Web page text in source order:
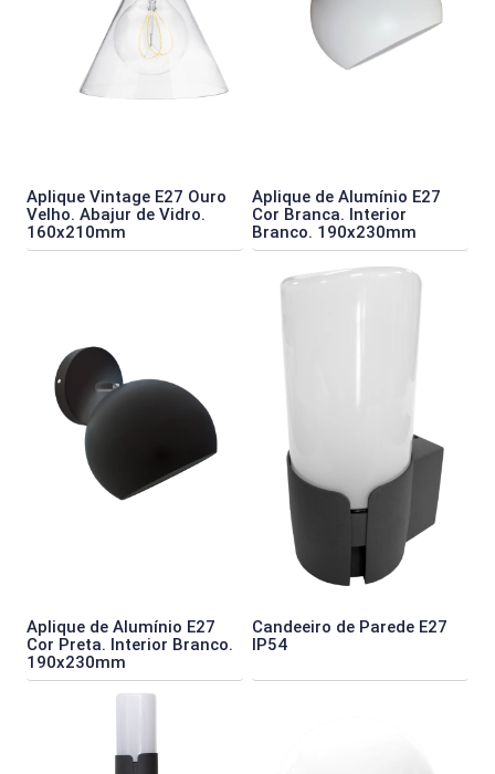
Aplique Vintage E27 Ouro
Velho. Abajur de Vidro.
160x210mm
Aplique de Alumínio E27
Cor Branca. Interior
Branco. 190x230mm
Aplique de Alumínio E27
Cor Preta. Interior Branco.
190x230mm
Candeeiro de Parede E27
IP54